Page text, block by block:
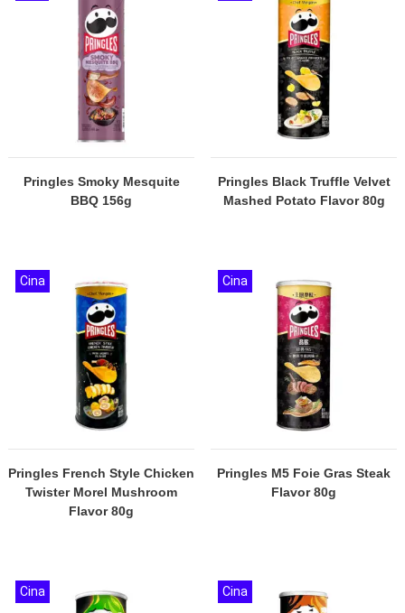
Pringles Smoky Mesquite
BBQ 156g
Pringles Black Truffle Velvet
Mashed Potato Flavor 80g
Pringles French Style Chicken
Twister Morel Mushroom
Flavor 80g
Cina
Pringles M5 Foie Gras Steak
Flavor 80g
Cina
Cina Cina